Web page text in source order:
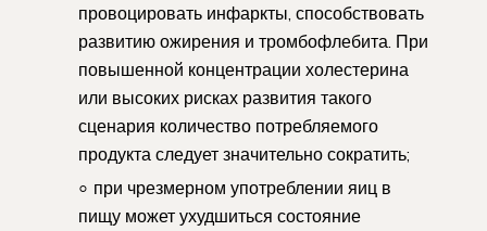
провоцировать инфаркты, способствовать
развитию ожирения и тромбофлебита. При
повышенной концентрации холестерина
или высоких рисках развития такого
сценария количество потребляемого
продукта следует значительно сократить;
при чрезмерном употреблении яиц в
пищу может ухудшиться состояние